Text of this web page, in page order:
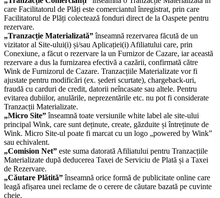
care Facilitatorul de Plăți este comerciantul înregistrat, prin care
Facilitatorul de Plăți colectează fonduri direct de la Oaspete pentru
rezervare.
„Tranzacție Materializată”înseamnă rezervarea făcută de un
vizitator al Site-ului(i) și/sau Aplicației(i) Afiliatului care, prin
Conexiune, a făcut o rezervare la un Furnizor de Cazare, iar această
rezervare a dus la furnizarea efectivă a cazării, confirmată către
Wink de Furnizorul de Cazare. Tranzacțiile Materializate vor fi
ajustate pentru modificări (ex. șederi scurtate), chargeback-uri,
fraudă cu carduri de credit, datorii neîncasate sau altele. Pentru
evitarea dubiilor, anulările, neprezentările etc. nu pot fi considerate
Tranzacții Materializate.
„Micro Site”înseamnă toate versiunile white label ale site-ului
principal Wink, care sunt deținute, create, găzduite și întreținute de
Wink. Micro Site-ul poate fi marcat cu un logo „powered by Wink”
sau echivalent.
„Comision Net” este suma datorată Afiliatului pentru Tranzacțiile
Materializate după deducerea Taxei de Serviciu de Plată și a Taxei
de Rezervare.
„Căutare Plătită”înseamnă orice formă de publicitate online care
leagă afișarea unei reclame de o cerere de căutare bazată pe cuvinte
cheie.